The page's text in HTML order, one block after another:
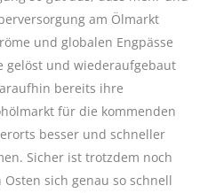
am Ölmarkt
und globalen Engpässe
gelöst und wiederaufgebaut
bereits ihre
für die kommenden
besser und schneller
Sicher ist trotzdem noch
sich genau so schnell